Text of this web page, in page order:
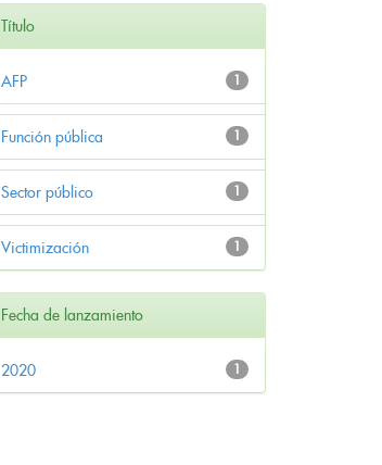
Título
1
AFP
1
Función pública
1
Sector público
1
Victimización
Fecha de lanzamiento
1
2020